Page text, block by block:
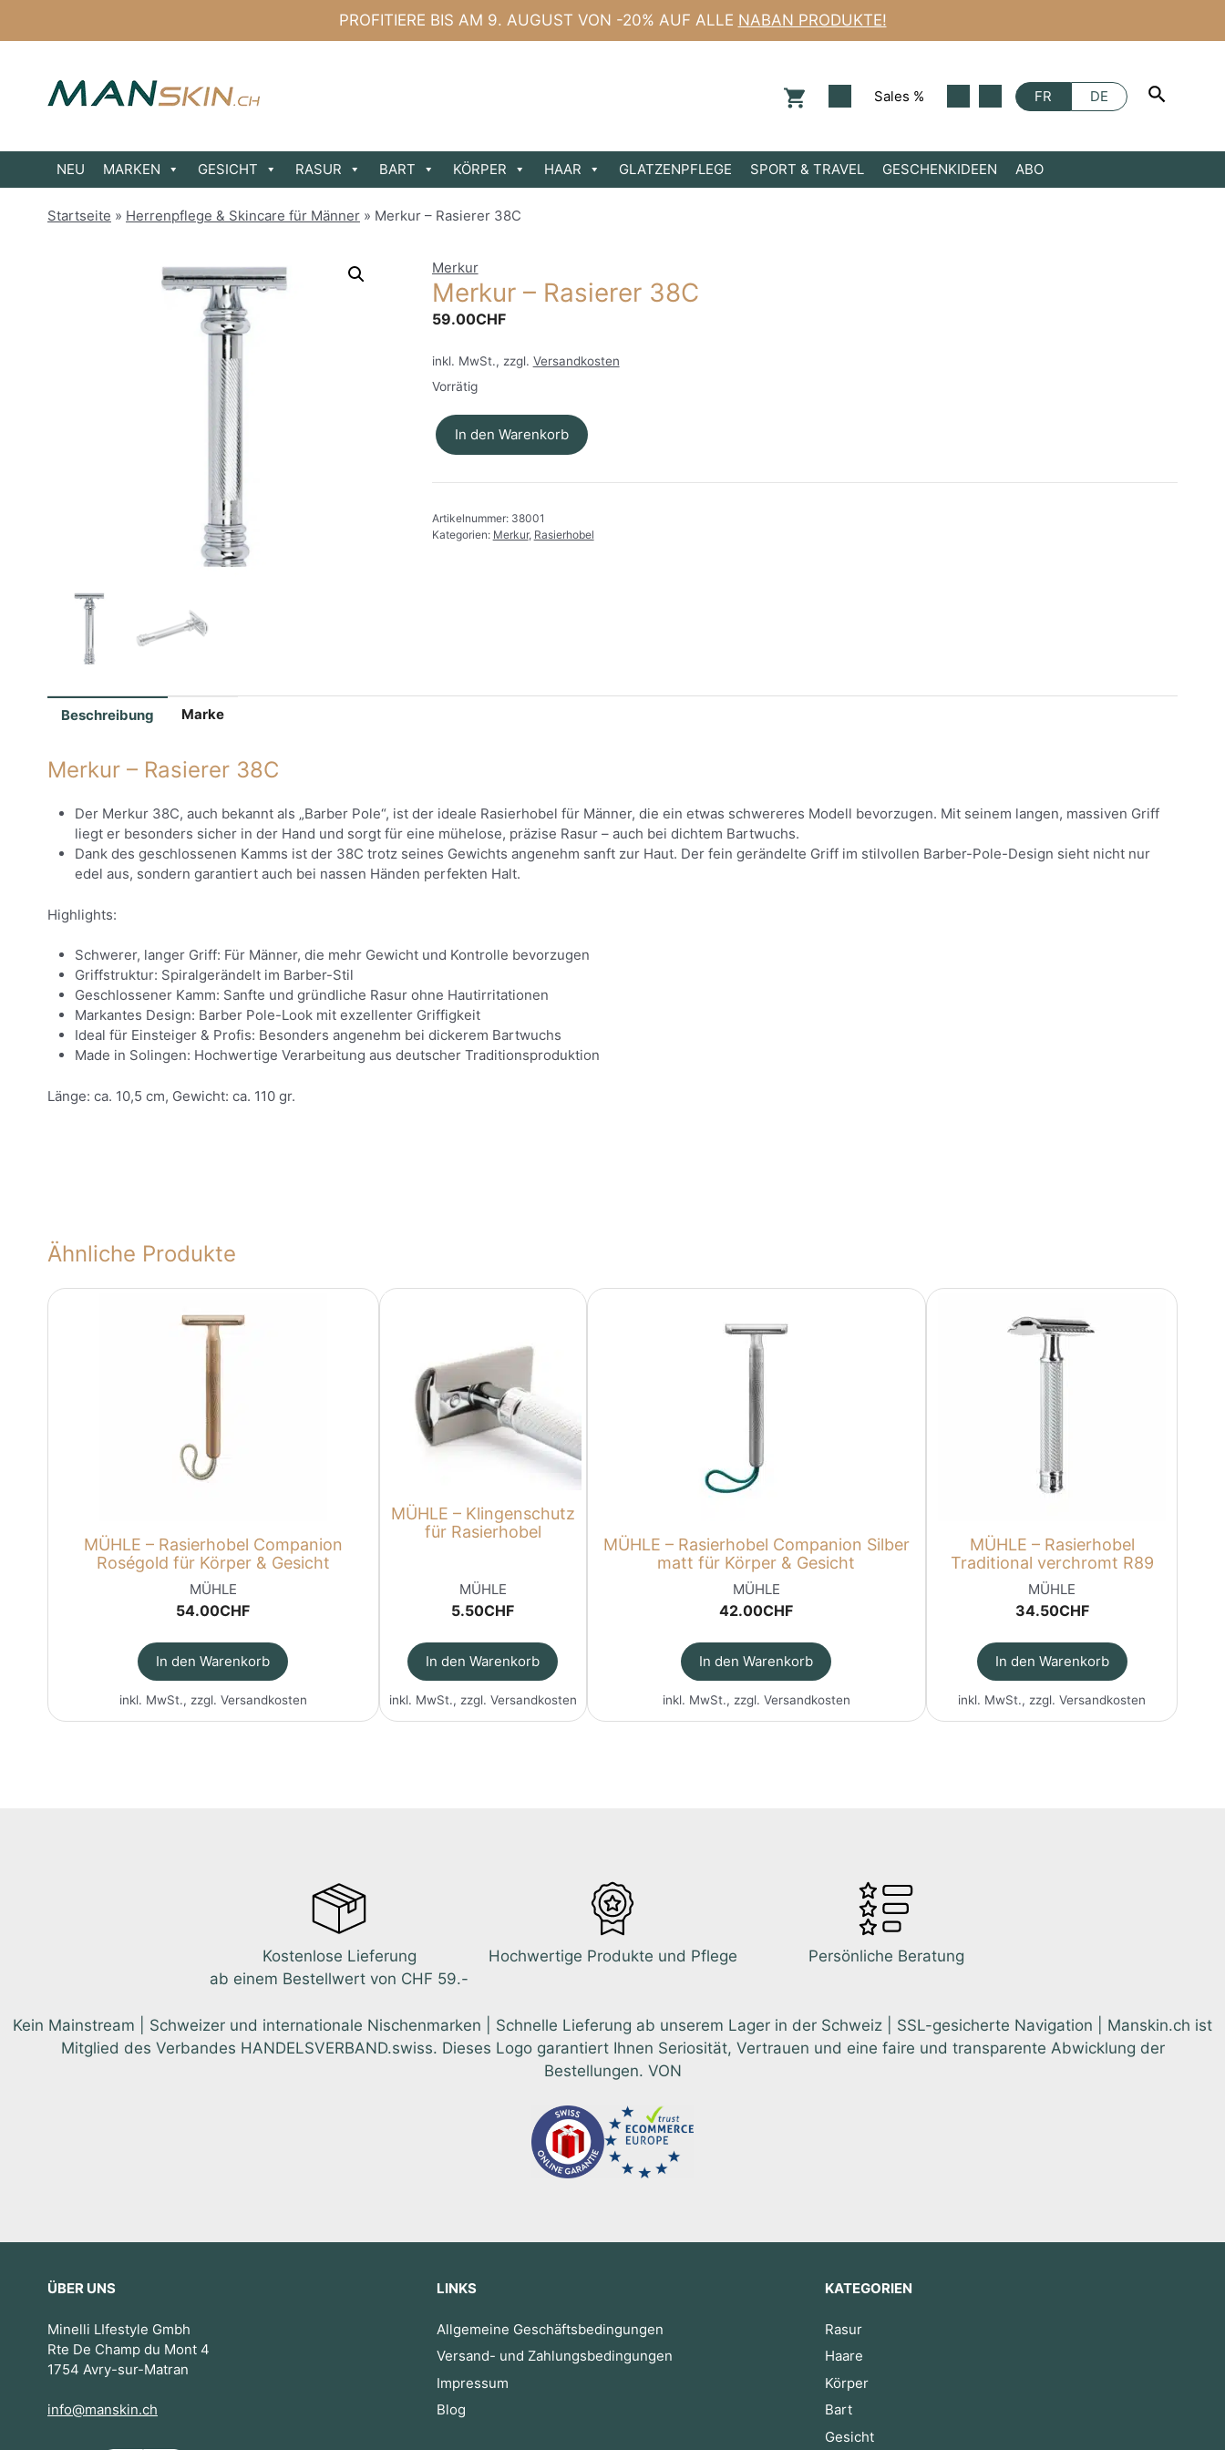
PROFITIERE BIS AM 9. AUGUST VON -20% AUF ALLE NABAN PRODUKTE!
Sales % FR DE
NEU MARKEN GESICHT RASUR BART KÖRPER HAAR GLATZENPFLEGE SPORT & TRAVEL GESCHENKIDEEN ABO
Startseite » Herrenpflege & Skincare für Männer » Merkur – Rasierer 38C
Merkur
Merkur – Rasierer 38C
59.00CHF
inkl. MwSt., zzgl. Versandkosten
Vorrätig
Merkur
Rasierer
Menge
In den Warenkorb
Artikelnummer: 38001
Kategorien: Merkur, Rasierhobel
Beschreibung Marke
Merkur – Rasierer 38C
Der Merkur 38C, auch bekannt als „Barber Pole“, ist der ideale Rasierhobel für Männer, die ein etwas schwereres Modell bevorzugen. Mit seinem langen, massiven Griff
liegt er besonders sicher in der Hand und sorgt für eine mühelose, präzise Rasur – auch bei dichtem Bartwuchs.
Dank des geschlossenen Kamms ist der 38C trotz seines Gewichts angenehm sanft zur Haut. Der fein gerändelte Griff im stilvollen Barber-Pole-Design sieht nicht nur
edel aus, sondern garantiert auch bei nassen Händen perfekten Halt.
Highlights:
Schwerer, langer Griff: Für Männer, die mehr Gewicht und Kontrolle bevorzugen
Griffstruktur: Spiralgerändelt im Barber-Stil
Geschlossener Kamm: Sanfte und gründliche Rasur ohne Hautirritationen
Markantes Design: Barber Pole-Look mit exzellenter Griffigkeit
Ideal für Einsteiger & Profis: Besonders angenehm bei dickerem Bartwuchs
Made in Solingen: Hochwertige Verarbeitung aus deutscher Traditionsproduktion
Länge: ca. 10,5 cm, Gewicht: ca. 110 gr.
Ähnliche Produkte
MÜHLE – Rasierhobel Companion
Roségold für Körper & Gesicht
MÜHLE
54.00CHF
In den Warenkorb
inkl. MwSt., zzgl. Versandkosten
MÜHLE – Klingenschutz
für Rasierhobel
MÜHLE
5.50CHF
In den Warenkorb
inkl. MwSt., zzgl. Versandkosten
MÜHLE – Rasierhobel Companion Silber
matt für Körper & Gesicht
MÜHLE
42.00CHF
In den Warenkorb
inkl. MwSt., zzgl. Versandkosten
MÜHLE – Rasierhobel
Traditional verchromt R89
MÜHLE
34.50CHF
In den Warenkorb
inkl. MwSt., zzgl.Versandkosten
Kostenlose Lieferung
ab einem Bestellwert von CHF 59.-
Hochwertige Produkte und Pflege Persönliche Beratung
Kein Mainstream | Schweizer und internationale Nischenmarken | Schnelle Lieferung ab unserem Lager in der Schweiz | SSL-gesicherte Navigation | Manskin.ch ist
Mitglied des Verbandes HANDELSVERBAND.swiss. Dieses Logo garantiert Ihnen Seriosität, Vertrauen und eine faire und transparente Abwicklung der
Bestellungen. VON
ÜBER UNS
Minelli LIfestyle Gmbh
Rte De Champ du Mont 4
1754 Avry-sur-Matran
info@manskin.ch
LINKS
Allgemeine Geschäftsbedingungen
Versand- und Zahlungsbedingungen
Impressum
Blog
KATEGORIEN
Rasur
Haare
Körper
Bart
Gesicht
Menge